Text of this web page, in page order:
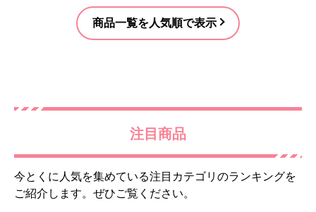
商品一覧を人気順で表示
注目商品
今とくに人気を集めている注目カテゴリのランキングを
ご紹介します。ぜひご覧ください。